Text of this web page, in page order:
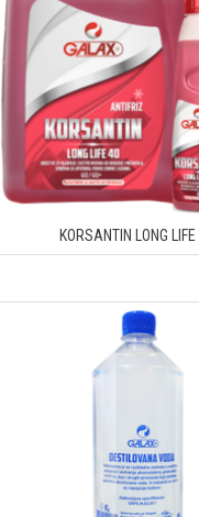
KORSANTIN LONG